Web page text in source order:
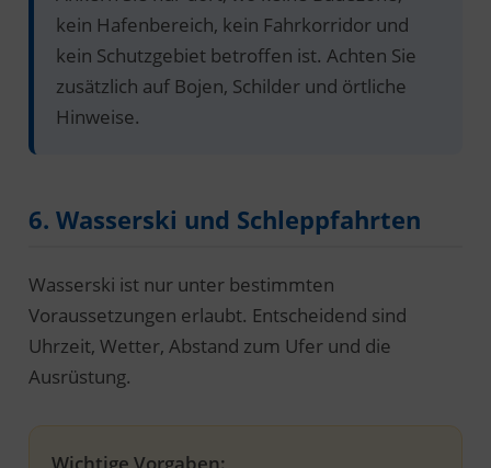
kein Hafenbereich, kein Fahrkorridor und
kein Schutzgebiet betroffen ist. Achten Sie
zusätzlich auf Bojen, Schilder und örtliche
Hinweise.
6. Wasserski und Schleppfahrten
Wasserski ist nur unter bestimmten
Voraussetzungen erlaubt. Entscheidend sind
Uhrzeit, Wetter, Abstand zum Ufer und die
Ausrüstung.